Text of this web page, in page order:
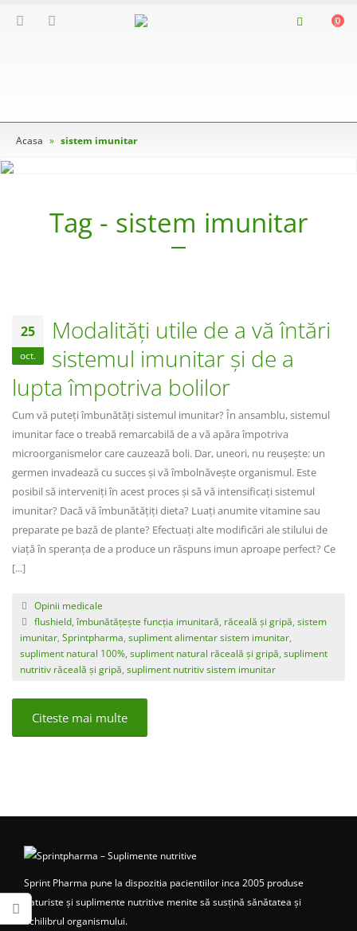
0
Acasa » sistem imunitar
Tag - sistem imunitar
25
oct.
Modalități utile de a vă întări
sistemul imunitar și de a
lupta împotriva bolilor
Cum vă puteți îmbunătăți sistemul imunitar? În ansamblu, sistemul
imunitar face o treabă remarcabilă de a vă apăra împotriva
microorganismelor care cauzează boli. Dar, uneori, nu reușește: un
germen invadează cu succes și vă îmbolnăvește organismul. Este
posibil să interveniți în acest proces și să vă intensificați sistemul
imunitar? Dacă vă îmbunătățiți dieta? Luați anumite vitamine sau
preparate pe bază de plante? Efectuați alte modificări ale stilului de
viață în speranța de a produce un răspuns imun aproape perfect? Ce
[...]
Opinii medicale
flushield,îmbunătățește funcția imunitară răceală și gripă sistem
imunitar Sprintpharma supliment alimentar sistem imunitar
supliment natural 100% supliment natural răceală și gripă supliment
nutritiv răceală și gripă supliment nutritiv sistem imunitar
Citeste mai multe
Sprint Pharma pune la dispozitia pacientiilor inca 2005 produse
naturiste și suplimente nutritive menite să susțină sănătatea și
echilibrul organismului.